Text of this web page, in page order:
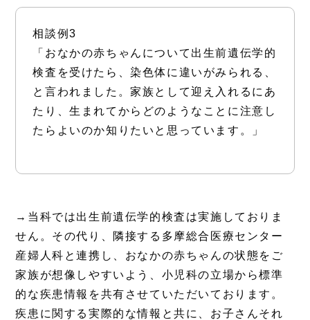
相談例3
「おなかの赤ちゃんについて出生前遺伝学的
検査を受けたら、染色体に違いがみられる、
と言われました。家族として迎え入れるにあ
たり、生まれてからどのようなことに注意し
たらよいのか知りたいと思っています。」
→当科では出生前遺伝学的検査は実施しておりま
せん。その代り、隣接する多摩総合医療センター
産婦人科と連携し、おなかの赤ちゃんの状態をご
家族が想像しやすいよう、小児科の立場から標準
的な疾患情報を共有させていただいております。
疾患に関する実際的な情報と共に、お子さんそれ